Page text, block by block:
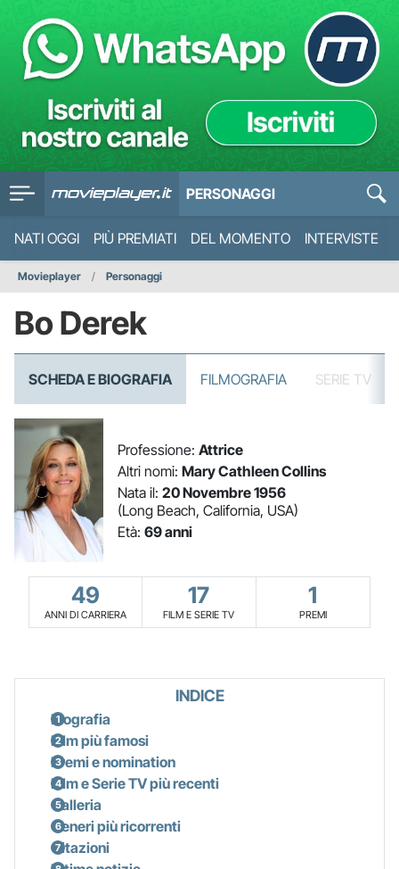
PERSONAGGI
NATI OGGI PIÙ PREMIATI DEL MOMENTO INTERVISTE
Movieplayer Personaggi
Bo Derek
SCHEDA E BIOGRAFIA FILMOGRAFIA SERIE TV
Professione: Attrice
Altri nomi: Mary Cathleen Collins
Nata il: 20 Novembre 1956
(Long Beach, California, USA)
Età: 69 anni
49
ANNI DI CARRIERA
17
FILM E SERIE TV
1
PREMI
INDICE
Biografia
Film più famosi
Premi e nomination
Film e Serie TV più recenti
Galleria
Generi più ricorrenti
Citazioni